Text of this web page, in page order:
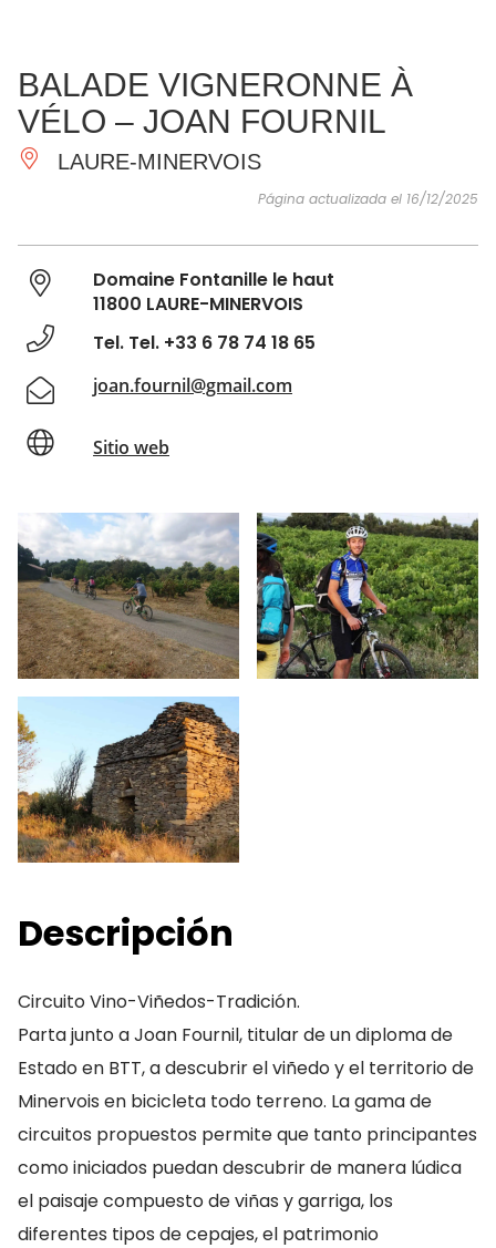
IMPRESCINDIBLES
HACER
INSPIRACIONES
BALADE VIGNERONNE À
VÉLO – JOAN FOURNIL
LAURE-MINERVOIS
Página actualizada el 16/12/2025
Domaine Fontanille le haut
11800 LAURE-MINERVOIS
Tel. Tel. +33 6 78 74 18 65
joan.fournil@gmail.com
Sitio web
Descripción
Circuito Vino-Viñedos-Tradición.
Parta junto a Joan Fournil, titular de un diploma de
Estado en BTT, a descubrir el viñedo y el territorio de
Minervois en bicicleta todo terreno. La gama de
circuitos propuestos permite que tanto principantes
como iniciados puedan descubrir de manera lúdica
el paisaje compuesto de viñas y garriga, los
diferentes tipos de cepajes, el patrimonio